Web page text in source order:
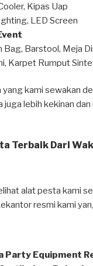
Kipas Uap
LED Screen
Bag, Barstool, Meja
Karpet Rumput
kami sewakan
lebih kekinan dan
Terbaik Dari
alat pesta kami
resmi kami
Party Equipment